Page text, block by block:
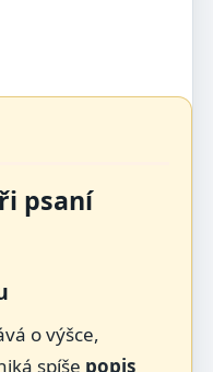
psaní
o výšce,
spíše popis